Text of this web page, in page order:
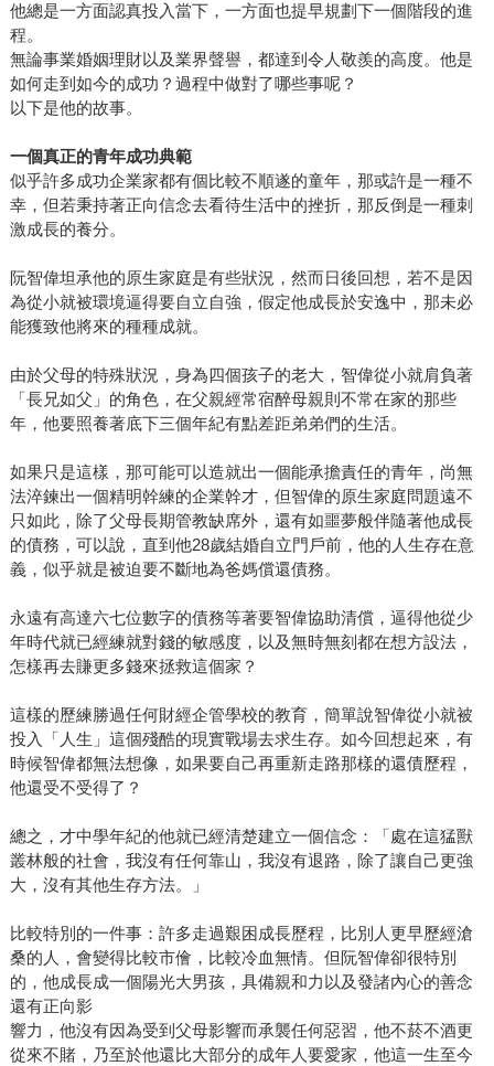
他總是一方面認真投入當下，一方面也提早規劃下一個階段的進
程。
無論事業婚姻理財以及業界聲譽，都達到令人敬羨的高度。他是
如何走到如今的成功？過程中做對了哪些事呢？
以下是他的故事。
一個真正的青年成功典範
似乎許多成功企業家都有個比較不順遂的童年，那或許是一種不
幸，但若秉持著正向信念去看待生活中的挫折，那反倒是一種刺
激成長的養分。
阮智偉坦承他的原生家庭是有些狀況，然而日後回想，若不是因
為從小就被環境逼得要自立自強，假定他成長於安逸中，那未必
能獲致他將來的種種成就。
由於父母的特殊狀況，身為四個孩子的老大，智偉從小就肩負著
「長兄如父」的角色，在父親經常宿醉母親則不常在家的那些
年，他要照養著底下三個年紀有點差距弟弟們的生活。
如果只是這樣，那可能可以造就出一個能承擔責任的青年，尚無
法淬鍊出一個精明幹練的企業幹才，但智偉的原生家庭問題遠不
只如此，除了父母長期管教缺席外，還有如噩夢般伴隨著他成長
的債務，可以說，直到他28歲結婚自立門戶前，他的人生存在意
義，似乎就是被迫要不斷地為爸媽償還債務。
永遠有高達六七位數字的債務等著要智偉協助清償，逼得他從少
年時代就已經練就對錢的敏感度，以及無時無刻都在想方設法，
怎樣再去賺更多錢來拯救這個家？
這樣的歷練勝過任何財經企管學校的教育，簡單說智偉從小就被
投入「人生」這個殘酷的現實戰場去求生存。如今回想起來，有
時候智偉都無法想像，如果要自己再重新走路那樣的還債歷程，
他還受不受得了？
總之，才中學年紀的他就已經清楚建立一個信念：「處在這猛獸
叢林般的社會，我沒有任何靠山，我沒有退路，除了讓自己更強
大，沒有其他生存方法。」
比較特別的一件事：許多走過艱困成長歷程，比別人更早歷經滄
桑的人，會變得比較市儈，比較冷血無情。但阮智偉卻很特別
的，他成長成一個陽光大男孩，具備親和力以及發諸內心的善念
還有正向影
響力，他沒有因為受到父母影響而承襲任何惡習，他不菸不酒更
從來不賭，乃至於他還比大部分的成年人要愛家，他這一生至今